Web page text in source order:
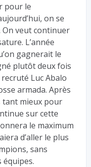
pour le
on se
On veut continuer
L’année
gagnerait le
plutôt deux fois
recruté Luc Abalo
armada. Après
tant mieux pour
sur cette
le maximum
d’aller le plus
sans